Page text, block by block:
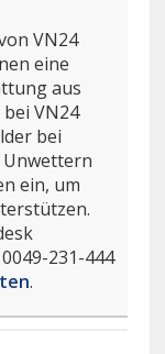
VN24
eine
aus
VN24
bei
ein, um
231-444
.